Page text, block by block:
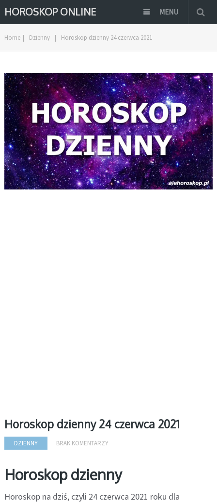
HOROSKOP ONLINE MENU
Home | Dzienny | Horoskop dzienny 24 czerwca 2021
Horoskop dzienny 24 czerwca 2021
DZIENNY BRAK KOMENTARZY
Horoskop dzienny
Horoskop na dziś, czyli 24 czerwca 2021 roku dla